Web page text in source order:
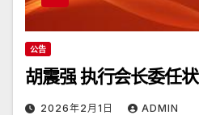
公告
胡震强 执行会长委任状
2026年2月1日 ADMIN